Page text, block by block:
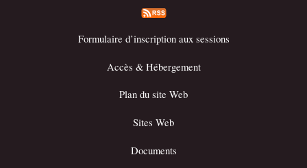
Formulaire d’inscription aux sessions
Accès & Hébergement
Plan du site Web
Sites Web
Documents